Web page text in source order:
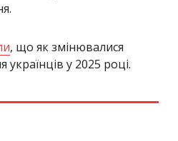
, що як змінювалися
українців у 2025 році.